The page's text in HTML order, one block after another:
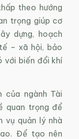
theo hướng
trọng giúp cơ
dựng, hoạch
– xã hội, bảo
với biến đổi khí
của ngành Tài
quan trọng để
vụ quản lý nhà
Để tạo nên